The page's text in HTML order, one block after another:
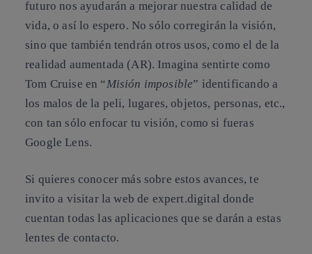
futuro nos ayudarán a mejorar nuestra calidad de
vida, o así lo espero. No sólo corregirán la visión,
sino que también tendrán otros usos, como el de la
realidad aumentada (AR). Imagina sentirte como
Tom Cruise en “Misión imposible” identificando a
los malos de la peli, lugares, objetos, personas, etc.,
con tan sólo enfocar tu visión, como si fueras
Google Lens.
Si quieres conocer más sobre estos avances, te
invito a visitar la web de expert.digital donde
cuentan todas las aplicaciones que se darán a estas
lentes de contacto.